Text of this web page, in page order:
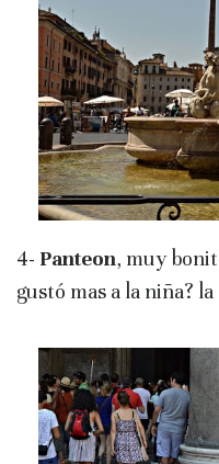
4- Panteon, muy
gustó mas a la niña?